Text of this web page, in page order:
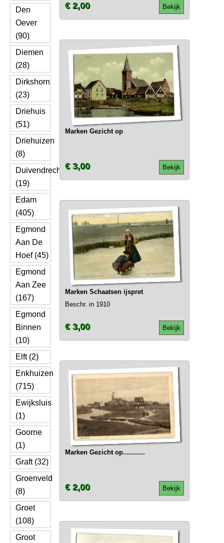
Den
Oever
(90)
Diemen
(28)
Dirkshorn
(23)
Driehuis
(51)
Driehuizen
(8)
Duivendrecht
(19)
Edam
(405)
Egmond
Aan De
Hoef (45)
Egmond
Aan Zee
(167)
Egmond
Binnen
(10)
Elft (2)
Enkhuizen
(715)
Ewijksluis
(1)
Goorne
(1)
Graft (32)
Groenveld
(8)
Groet
(108)
Groot
Bekijk
€ 2,00
Marken Gezicht op
Bekijk
€ 3,00
Marken Schaatsen ijspret
Beschr. in 1910
Bekijk
€ 3,00
Marken Gezicht op...........
Bekijk
€ 2,00